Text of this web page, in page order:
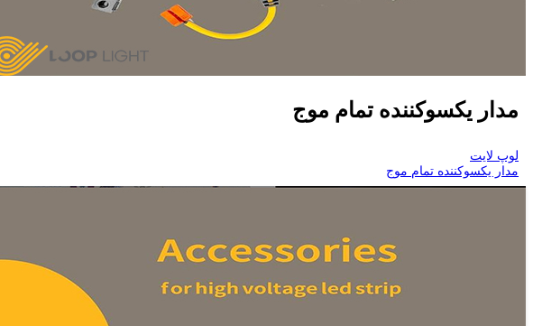
مدار یکسوکننده تمام موج
لوپ لایت
مدار یکسوکننده تمام موج